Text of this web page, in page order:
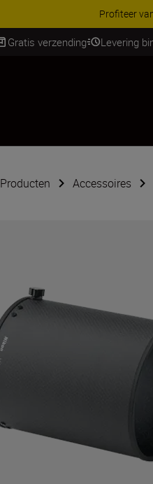
Profiteer
Gratis verzending Levering
Producten Accessoires